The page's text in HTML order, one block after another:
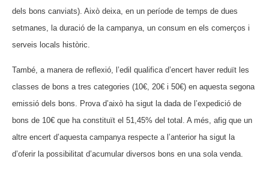
dels bons canviats). Això deixa, en un període de temps de dues
setmanes, la duració de la campanya, un consum en els comerços i
serveis locals històric.
També, a manera de reflexió, l’edil qualifica d’encert haver reduït les
classes de bons a tres categories (10€, 20€ i 50€) en aquesta segona
emissió dels bons. Prova d’això ha sigut la dada de l’expedició de
bons de 10€ que ha constituït el 51,45% del total. A més, afig que un
altre encert d’aquesta campanya respecte a l’anterior ha sigut la
d’oferir la possibilitat d’acumular diversos bons en una sola venda.